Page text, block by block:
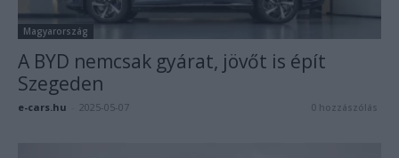
Magyarország
A BYD nemcsak gyárat, jövőt is épít
Szegeden
e-cars.hu 2025-05-07 0 hozzászólás